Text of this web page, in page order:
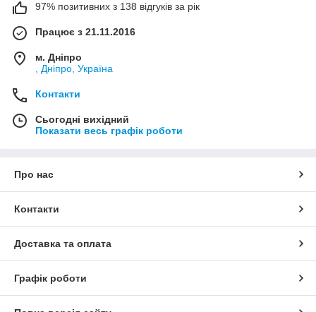
97% позитивних з 138 відгуків за рік
Працює з 21.11.2016
м. Дніпро
, Дніпро, Україна
Контакти
Сьогодні вихідний
Показати весь графік роботи
Про нас
Контакти
Доставка та оплата
Графік роботи